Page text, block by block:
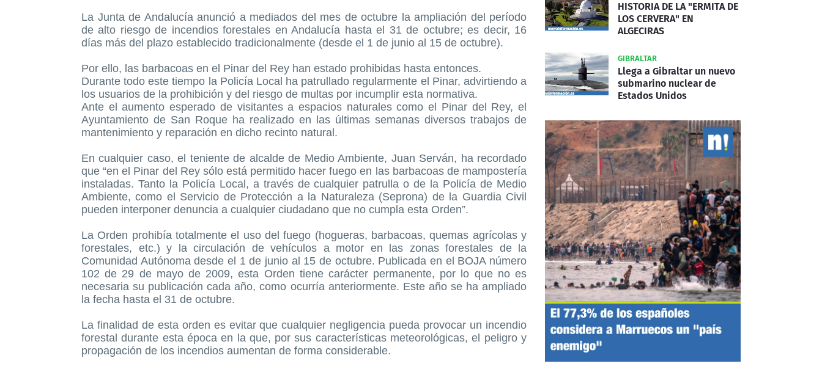
La Junta de Andalucía anunció a mediados del mes de octubre la ampliación del período
de alto riesgo de incendios forestales en Andalucía hasta el 31 de octubre; es decir, 16
días más del plazo establecido tradicionalmente (desde el 1 de junio al 15 de octubre).
Por ello, las barbacoas en el Pinar del Rey han estado prohibidas hasta entonces.
Durante todo este tiempo la Policía Local ha patrullado regularmente el Pinar, advirtiendo a
los usuarios de la prohibición y del riesgo de multas por incumplir esta normativa.
Ante el aumento esperado de visitantes a espacios naturales como el Pinar del Rey, el
Ayuntamiento de San Roque ha realizado en las últimas semanas diversos trabajos de
mantenimiento y reparación en dicho recinto natural.
En cualquier caso, el teniente de alcalde de Medio Ambiente, Juan Serván, ha recordado
que “en el Pinar del Rey sólo está permitido hacer fuego en las barbacoas de mampostería
instaladas. Tanto la Policía Local, a través de cualquier patrulla o de la Policía de Medio
Ambiente, como el Servicio de Protección a la Naturaleza (Seprona) de la Guardia Civil
pueden interponer denuncia a cualquier ciudadano que no cumpla esta Orden”.
La Orden prohibía totalmente el uso del fuego (hogueras, barbacoas, quemas agrícolas y
forestales, etc.) y la circulación de vehículos a motor en las zonas forestales de la
Comunidad Autónoma desde el 1 de junio al 15 de octubre. Publicada en el BOJA número
102 de 29 de mayo de 2009, esta Orden tiene carácter permanente, por lo que no es
necesaria su publicación cada año, como ocurría anteriormente. Este año se ha ampliado
la fecha hasta el 31 de octubre.
La finalidad de esta orden es evitar que cualquier negligencia pueda provocar un incendio
forestal durante esta época en la que, por sus características meteorológicas, el peligro y
propagación de los incendios aumentan de forma considerable.
HISTORIA DE LA "ERMITA DE
LOS CERVERA" EN
ALGECIRAS
GIBRALTAR
Llega a Gibraltar un nuevo
submarino nuclear de
Estados Unidos